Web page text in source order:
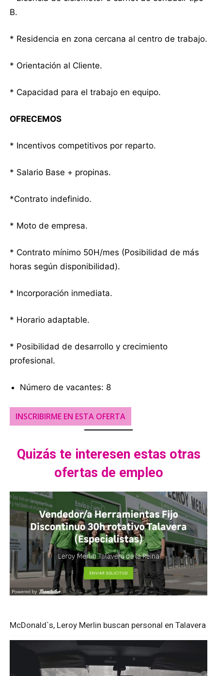
B.
* Residencia en zona cercana al centro de trabajo.
* Orientación al Cliente.
* Capacidad para el trabajo en equipo.
OFRECEMOS
* Incentivos competitivos por reparto.
* Salario Base + propinas.
*Contrato indefinido.
* Moto de empresa.
* Contrato mínimo 50H/mes (Posibilidad de más
horas según disponibilidad).
* Incorporación inmediata.
* Horario adaptable.
* Posibilidad de desarrollo y crecimiento
profesional.
Número de vacantes: 8
INSCRIBIRME EN ESTA OFERTA
Quizás te interesen estas otras
ofertas de empleo
McDonald`s, Leroy Merlin buscan personal en Talavera